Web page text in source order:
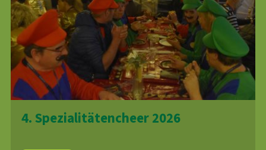
4. Spezialitätencheer 2026